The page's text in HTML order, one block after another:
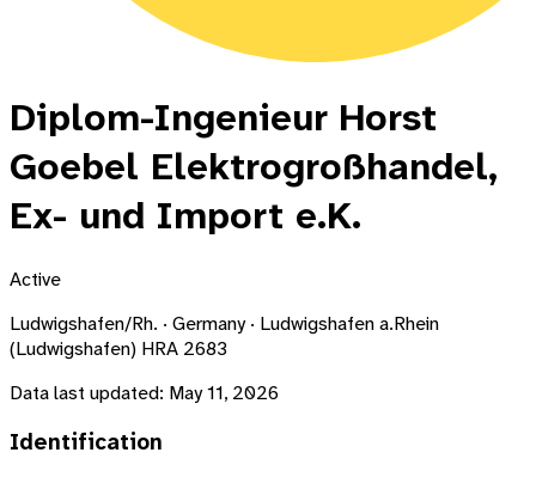
Diplom-Ingenieur Horst
Goebel Elektrogroßhandel,
Ex- und Import e.K.
Active
Ludwigshafen/Rh. · Germany · Ludwigshafen a.Rhein
(Ludwigshafen) HRA 2683
Data last updated: May 11, 2026
Identification